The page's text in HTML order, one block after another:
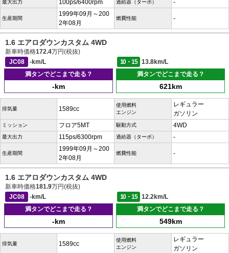
最大出力 100ps/6400rpm 過給器（ターボ） -
生産期間
1999年09月～200
2年08月
燃費性能 -
1.6 エアロダウンカスタム 4WD
新車時価格172.4万円(税抜)
JC08
-km/L 10・15
13.8km/L
満タンでどこまで走る？
-km
満タンでどこまで走る？
621km
排気量 1589cc
使用燃料
エンジン
レギュラー
ガソリン
ミッション フロア5MT 駆動方式 4WD
最大出力 115ps/6300rpm 過給器（ターボ） -
生産期間
1999年09月～200
2年08月
燃費性能 -
1.6 エアロダウンカスタム 4WD
新車時価格181.9万円(税抜)
JC08
-km/L 10・15
12.2km/L
満タンでどこまで走る？
-km
満タンでどこまで走る？
549km
排気量 1589cc
使用燃料
エンジン
レギュラー
ガソリン